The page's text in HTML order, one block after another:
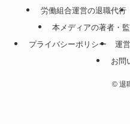
労働組合運営の退職代行
本メディアの著者・
プライバシーポリシー
運
お問
©退